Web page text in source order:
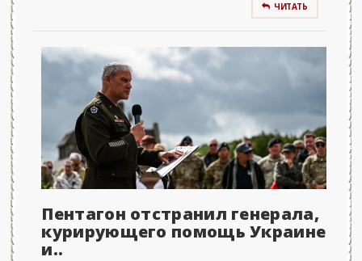
ЧИТАТЬ
Пентагон отстранил генерала,
курирующего помощь Украине
и..